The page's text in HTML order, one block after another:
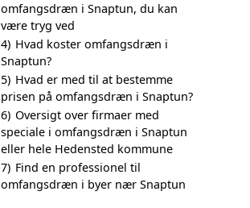
omfangsdræn i Snaptun, du kan
være tryg ved
4) Hvad koster omfangsdræn i
Snaptun?
5) Hvad er med til at bestemme
prisen på omfangsdræn i Snaptun?
6) Oversigt over firmaer med
speciale i omfangsdræn i Snaptun
eller hele Hedensted kommune
7) Find en professionel til
omfangsdræn i byer nær Snaptun